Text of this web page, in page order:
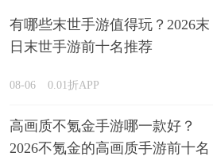
有哪些末世手游值得玩？2026末
日末世手游前十名推荐
08-06 0.01折APP
高画质不氪金手游哪一款好？
2026不氪金的高画质手游前十名